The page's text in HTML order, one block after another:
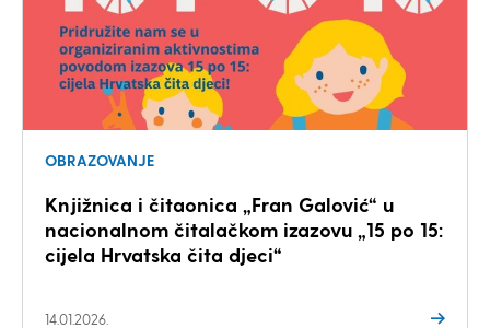
OBRAZOVANJE
Knjižnica i čitaonica „Fran Galović“ u
nacionalnom čitalačkom izazovu „15 po 15:
cijela Hrvatska čita djeci“
14.01.2026.